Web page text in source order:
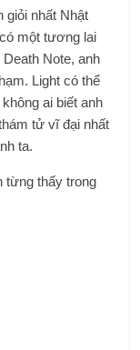
giỏi nhất Nhật
một tương lai
Note, anh
Light có thể
ai biết anh
tử vĩ đại nhất
ta.
từng thấy trong